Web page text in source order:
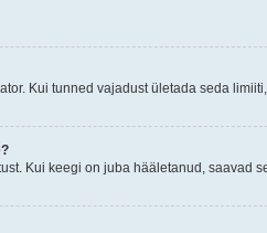
Kui tunned vajadust ületada seda
Kui keegi on juba hääletanud, saavad